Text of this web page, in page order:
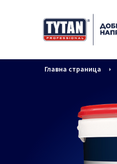
Главна страница